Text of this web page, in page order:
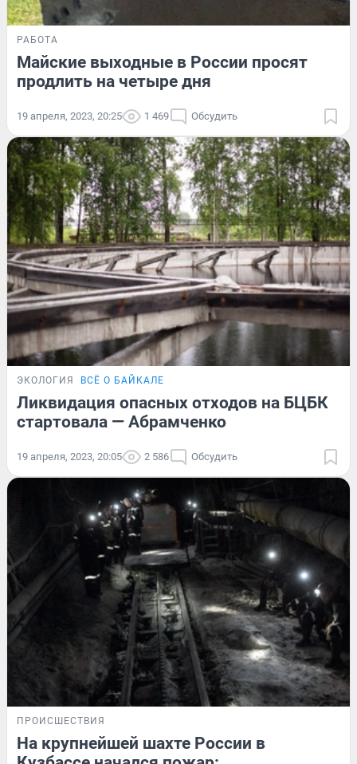
РАБОТА
Майские выходные в России просят
продлить на четыре дня
19 апреля, 2023, 20:25 1 469 Обсудить
ЭКОЛОГИЯ ВСЁ О БАЙКАЛЕ
Ликвидация опасных отходов на БЦБК
стартовала — Абрамченко
19 апреля, 2023, 20:05 2 586 Обсудить
ПРОИСШЕСТВИЯ
На крупнейшей шахте России в